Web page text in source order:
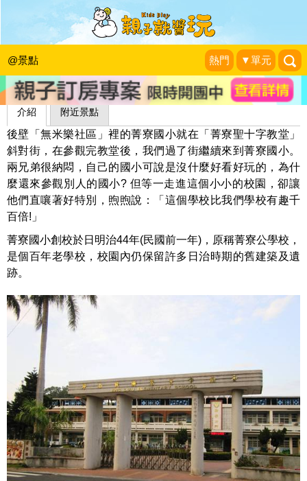
@景點 熱門 ▼單元
菁寮國小
藍子兄弟
介紹 附近景點
後壁「無米樂社區」裡的菁寮國小就在「菁寮聖十字教堂」
斜對街，在參觀完教堂後，我們過了街繼續來到菁寮國小。
兩兄弟很納悶，自己的國小可說是沒什麼好看好玩的，為什
麼還來參觀別人的國小? 但等一走進這個小小的校園，卻讓
他們直嚷著好特別，煦煦說：「這個學校比我們學校有趣千
百倍!」
菁寮國小創校於日明治44年(民國前一年)，原稱菁寮公學校，
是個百年老學校，校園內仍保留許多日治時期的舊建築及遺
跡。